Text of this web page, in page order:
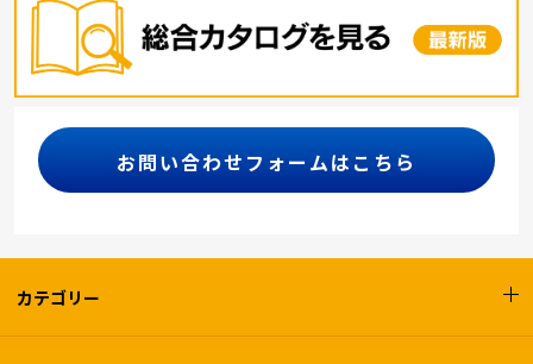
お問い合わせフォームはこちら
カテゴリー